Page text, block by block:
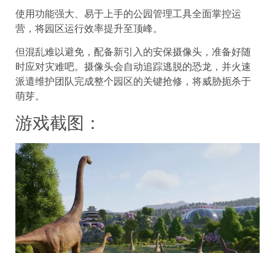
使用功能强大、易于上手的公园管理工具全面掌控运
营，将园区运行效率提升至顶峰。
但混乱难以避免，配备新引入的安保摄像头，准备好随
时应对灾难吧。摄像头会自动追踪逃脱的恐龙，并火速
派遣维护团队完成整个园区的关键抢修，将威胁扼杀于
萌芽。
游戏截图：